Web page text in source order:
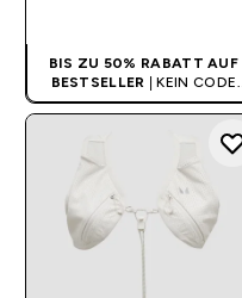
BIS ZU 50% RABATT AUF
BESTSELLER
| KEIN CODE
BENÖTIGT